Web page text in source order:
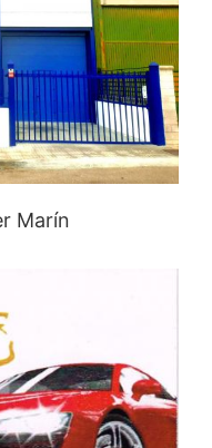
Marín